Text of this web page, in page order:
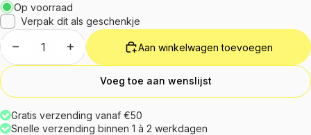
Op voorraad
Verpak dit als geschenkje
Aantal verlagenAantal verhogenAan winkelwagen toevoegen
Voeg toe aan wenslijst
Gratis verzending vanaf €50
Snelle verzending binnen 1 à 2 werkdagen